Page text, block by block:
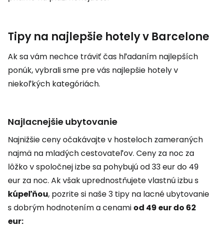
Tipy na najlepšie hotely v Barcelone
Ak sa vám nechce tráviť čas hľadaním najlepších
ponúk, vybrali sme pre vás najlepšie hotely v
niekoľkých kategóriách.
Najlacnejšie ubytovanie
Najnižšie ceny očakávajte v hosteloch zameraných
najmä na mladých cestovateľov. Ceny za noc za
lôžko v spoločnej izbe sa pohybujú od 33 eur do 49
eur za noc. Ak však uprednostňujete vlastnú izbu s
kúpeľňou, pozrite si naše 3 tipy na lacné ubytovanie
s dobrým hodnotením a cenami od 49 eur do 62
eur: